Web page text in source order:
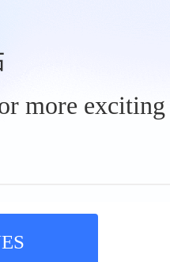
more exciting
错
最新
星光L怎
五菱星光
重构10